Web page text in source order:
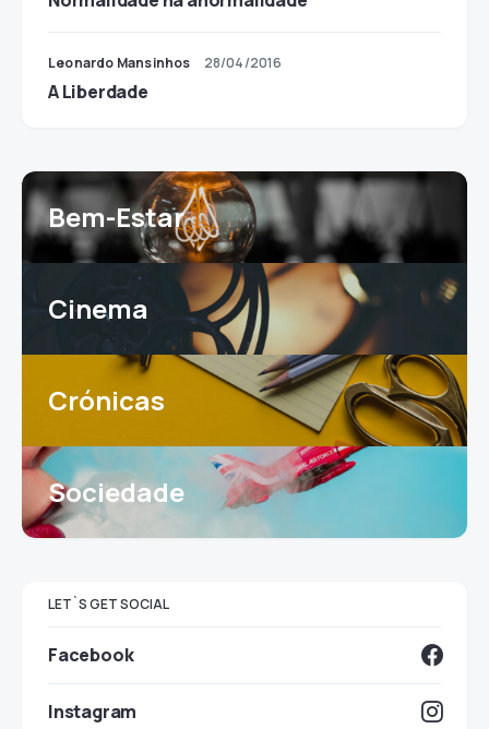
Leonardo Mansinhos 28/04/2016
A Liberdade
Bem-Estar
Cinema
Crónicas
Sociedade
LET`S GET SOCIAL
Facebook
Instagram